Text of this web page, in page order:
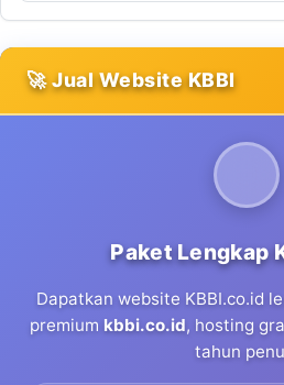
🚀 Jual Website KBBI
Paket Lengkap
Dapatkan website KBBI.co.id
premium kbbi.co.id, hosting
tahun